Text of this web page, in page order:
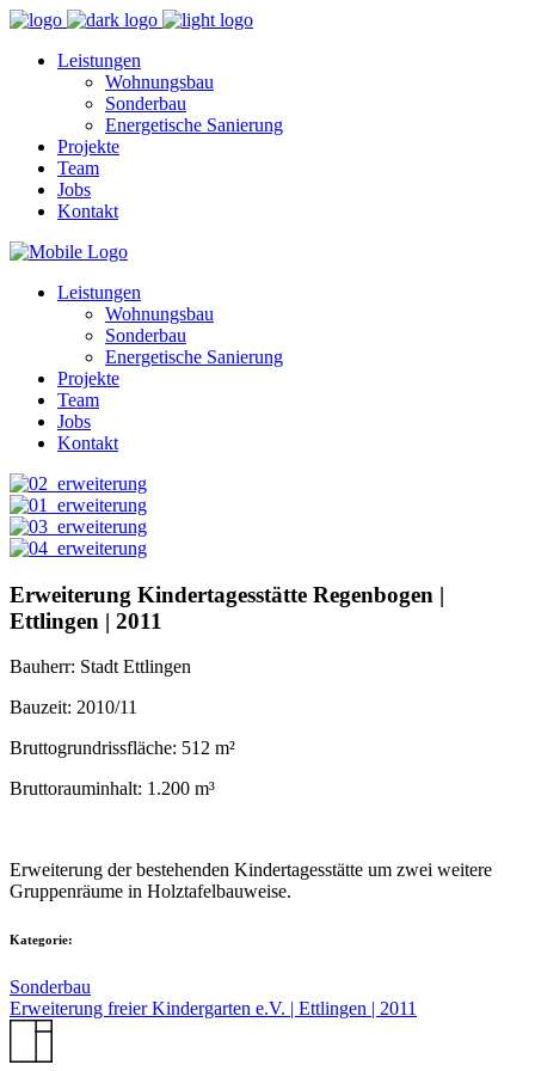
Leistungen
Wohnungsbau
Sonderbau
Energetische Sanierung
Projekte
Team
Jobs
Kontakt
Leistungen
Wohnungsbau
Sonderbau
Energetische Sanierung
Projekte
Team
Jobs
Kontakt
Erweiterung Kindertagesstätte Regenbogen |
Ettlingen | 2011
Bauherr: Stadt Ettlingen
Bauzeit: 2010/11
Bruttogrundrissfläche: 512 m²
Bruttorauminhalt: 1.200 m³
Erweiterung der bestehenden Kindertagesstätte um zwei weitere
Gruppenräume in Holztafelbauweise.
Kategorie:
Sonderbau
Erweiterung freier Kindergarten e.V. | Ettlingen | 2011